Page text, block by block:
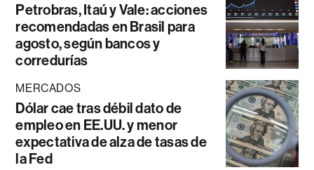
Petrobras, Itaú y Vale: acciones
recomendadas en Brasil para
agosto, según bancos y
corredurías
MERCADOS
Dólar cae tras débil dato de
empleo en EE.UU. y menor
expectativa de alza de tasas de
la Fed